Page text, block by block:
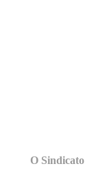
O Sindicato